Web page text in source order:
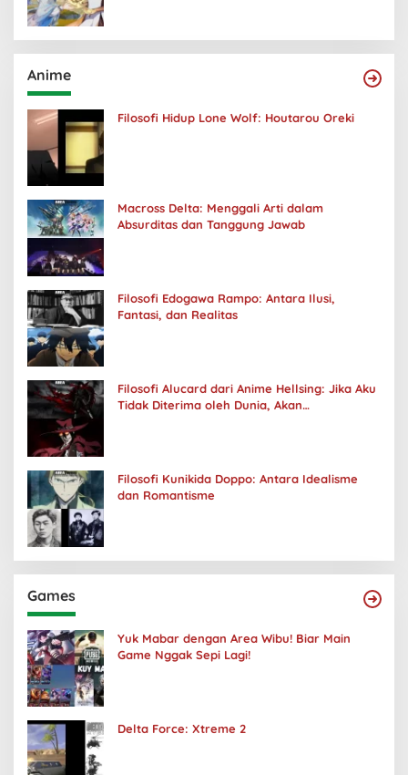
Anime
Filosofi Hidup Lone Wolf: Houtarou Oreki
Macross Delta: Menggali Arti dalam
Absurditas dan Tanggung Jawab
Filosofi Edogawa Rampo: Antara Ilusi,
Fantasi, dan Realitas
Filosofi Alucard dari Anime Hellsing: Jika Aku
Tidak Diterima oleh Dunia, Akan
Filosofi Kunikida Doppo: Antara Idealisme
dan Romantisme
Games
Yuk Mabar dengan Area Wibu! Biar Main
Game Nggak Sepi Lagi!
Delta Force: Xtreme 2